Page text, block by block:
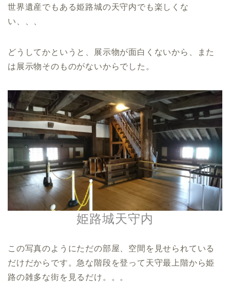
世界遺産でもある姫路城の天守内でも楽しくな
い、、、
どうしてかというと、展示物が面白くないから、また
は展示物そのものがないからでした。
姫路城天守内
この写真のようにただの部屋、空間を見せられている
だけだからです。急な階段を登って天守最上階から姫
路の雑多な街を見るだけ。。。